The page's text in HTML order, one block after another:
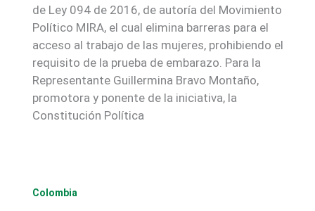
de Ley 094 de 2016, de autoría del Movimiento
Político MIRA, el cual elimina barreras para el
acceso al trabajo de las mujeres, prohibiendo el
requisito de la prueba de embarazo. Para la
Representante Guillermina Bravo Montaño,
promotora y ponente de la iniciativa, la
Constitución Política
Colombia